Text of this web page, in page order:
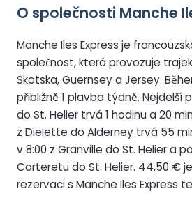
O společnosti Manche
Manche Iles Express je
společnost, která provozuje
Skotska, Guernsey a Jersey.
přibližně 1 plavba týdně. Nejdelší
do St. Helier trvá 1 hodinu a 20
z Dielette do Alderney trvá 55
v 8:00 z Granville do St. Helier a
Carteretu do St. Helier. 44,50 €
rezervaci s Manche Iles Express